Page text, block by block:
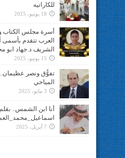
للكاراتيه
18 يونيو، 2025
أسرة مجلس الكتاب
العرب تتقدم بأسمى
الشريف د.جهاد ابو
15 يونيو، 2025
تفوُّق ونصر
المياحي
3 مايو، 2025
أنا ابن الشمس.. بقلم
7 أبريل، 2025